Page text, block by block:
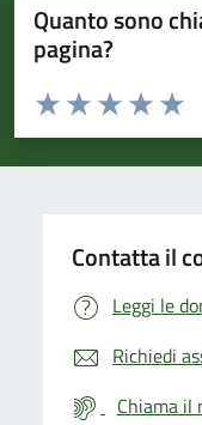
Quanto sono
pagina?
Valuta da 1 a 5 stelle la
Valuta 4
Valuta 3
Valuta 2 stelle
Valuta 1 stelle su 5
Contatta il
Leggi le
Richiedi
Chiama il